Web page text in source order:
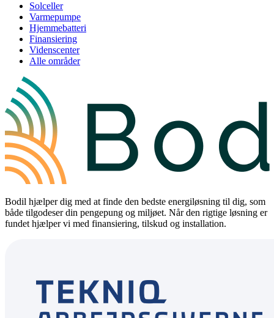
Solceller
Varmepumpe
Hjemmebatteri
Finansiering
Videnscenter
Alle områder
Bodil hjælper dig med at finde den bedste energiløsning til dig, som
både tilgodeser din pengepung og miljøet. Når den rigtige løsning er
fundet hjælper vi med finansiering, tilskud og installation.